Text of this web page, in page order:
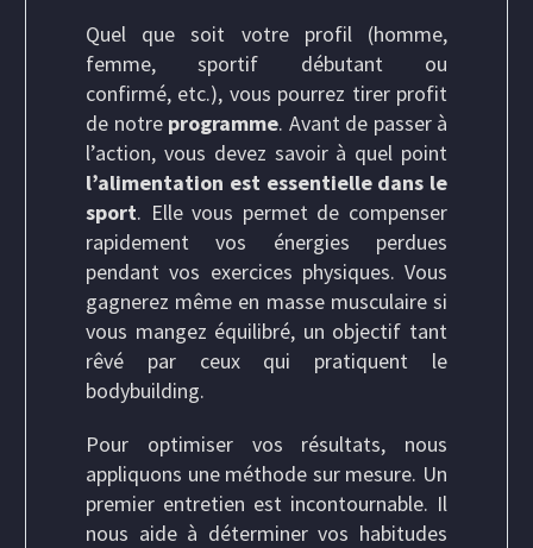
Quel que soit votre profil (homme,
femme, sportif débutant ou
confirmé, etc.), vous pourrez tirer profit
de notre programme. Avant de passer à
l’action, vous devez savoir à quel point
l’alimentation est essentielle dans le
sport. Elle vous permet de compenser
rapidement vos énergies perdues
pendant vos exercices physiques. Vous
gagnerez même en masse musculaire si
vous mangez équilibré, un objectif tant
rêvé par ceux qui pratiquent le
bodybuilding.
Pour optimiser vos résultats, nous
appliquons une méthode sur mesure. Un
premier entretien est incontournable. Il
nous aide à déterminer vos habitudes